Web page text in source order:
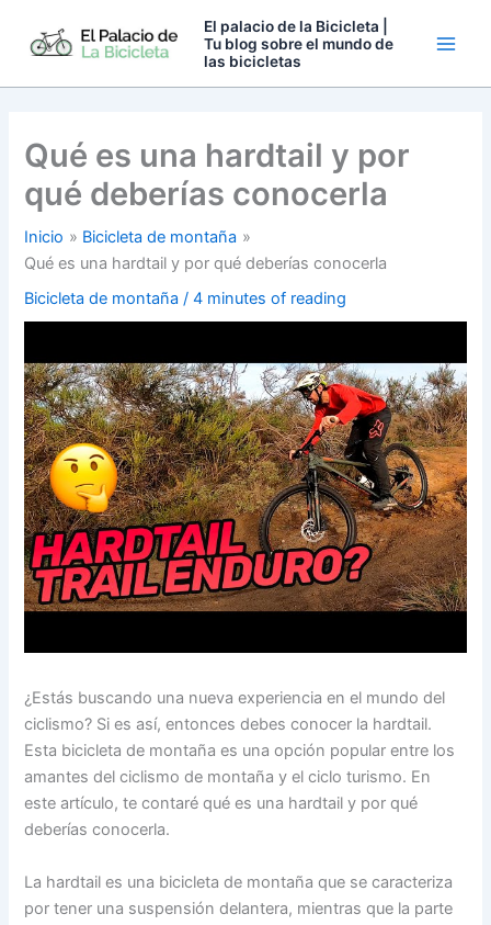
El palacio de la Bicicleta |
Tu blog sobre el mundo de
las bicicletas
Qué es una hardtail y por
qué deberías conocerla
Inicio
Bicicleta de montaña
Qué es una hardtail y por qué deberías conocerla
Bicicleta de montaña /4 minutes of reading
¿Estás buscando una nueva experiencia en el mundo del
ciclismo? Si es así, entonces debes conocer la hardtail.
Esta bicicleta de montaña es una opción popular entre los
amantes del ciclismo de montaña y el ciclo turismo. En
este artículo, te contaré qué es una hardtail y por qué
deberías conocerla.
La hardtail es una bicicleta de montaña que se caracteriza
por tener una suspensión delantera, mientras que la parte